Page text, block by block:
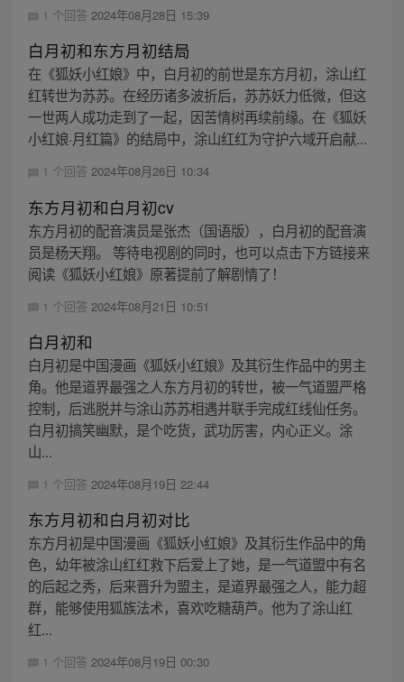
1 个回答 2024年08月28日 15:39
白月初和东方月初结局
在《狐妖小红娘》中，白月初的前世是东方月初，涂山红
红转世为苏苏。在经历诸多波折后，苏苏妖力低微，但这
一世两人成功走到了一起，因苦情树再续前缘。在《狐妖
小红娘·月红篇》的结局中，涂山红红为守护六域开启献...
1 个回答 2024年08月26日 10:34
东方月初和白月初cv
东方月初的配音演员是张杰（国语版），白月初的配音演
员是杨天翔。 等待电视剧的同时，也可以点击下方链接来
阅读《狐妖小红娘》原著提前了解剧情了！
1 个回答 2024年08月21日 10:51
白月初和
白月初是中国漫画《狐妖小红娘》及其衍生作品中的男主
角。他是道界最强之人东方月初的转世，被一气道盟严格
控制，后逃脱并与涂山苏苏相遇并联手完成红线仙任务。
白月初搞笑幽默，是个吃货，武功厉害，内心正义。涂
山...
1 个回答 2024年08月19日 22:44
东方月初和白月初对比
东方月初是中国漫画《狐妖小红娘》及其衍生作品中的角
色，幼年被涂山红红救下后爱上了她，是一气道盟中有名
的后起之秀，后来晋升为盟主，是道界最强之人，能力超
群，能够使用狐族法术，喜欢吃糖葫芦。他为了涂山红
红...
1 个回答 2024年08月19日 00:30